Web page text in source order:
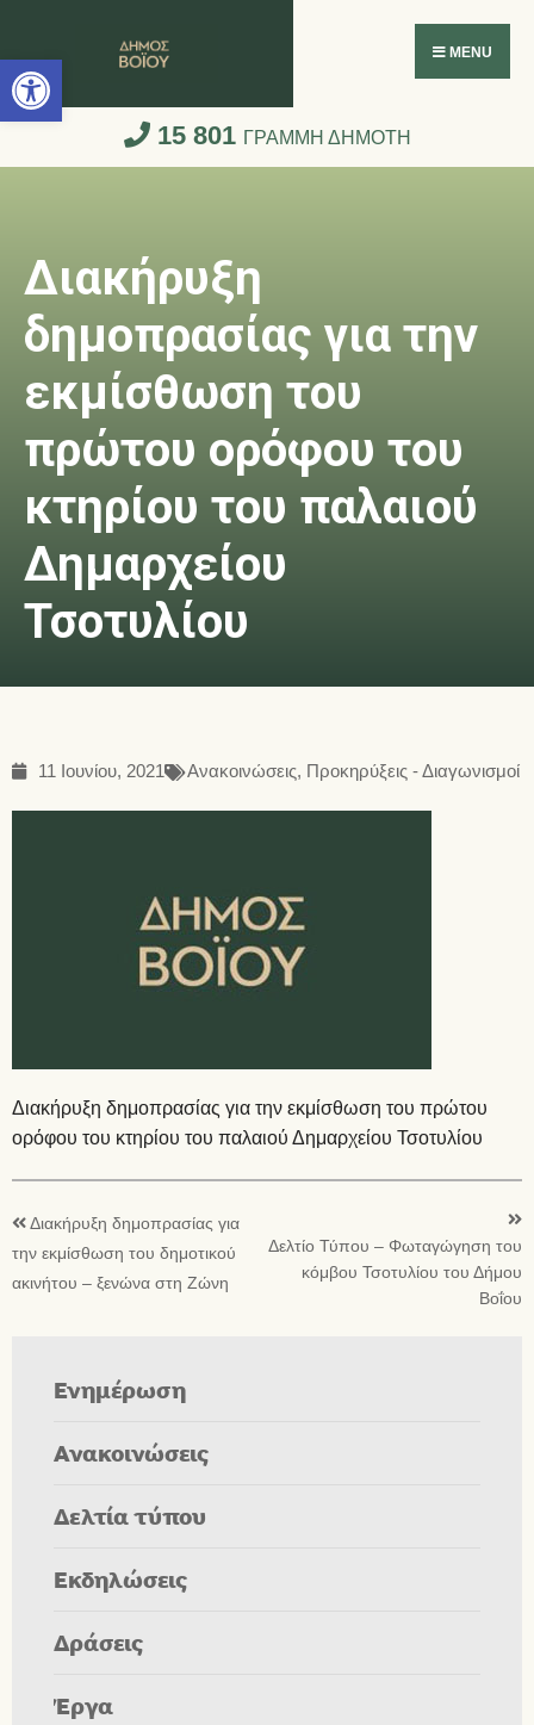
Ανοίξτε τη γραμμή εργαλείων
MENU
15 801 ΓΡΑΜΜΗ ΔΗΜΟΤΗ
Διακήρυξη
δημοπρασίας για την
εκμίσθωση του
πρώτου ορόφου του
κτηρίου του παλαιού
Δημαρχείου
Τσοτυλίου
11 Ιουνίου, 2021 Ανακοινώσεις, Προκηρύξεις - Διαγωνισμοί
Διακήρυξη δημοπρασίας για την εκμίσθωση του πρώτου
ορόφου του κτηρίου του παλαιού Δημαρχείου Τσοτυλίου
Διακήρυξη δημοπρασίας για
την εκμίσθωση του δημοτικού
ακινήτου – ξενώνα στη Ζώνη
Δελτίο Τύπου – Φωταγώγηση του
κόμβου Τσοτυλίου του Δήμου
Βοΐου
Ενημέρωση
Ανακοινώσεις
Δελτία τύπου
Εκδηλώσεις
Δράσεις
Έργα